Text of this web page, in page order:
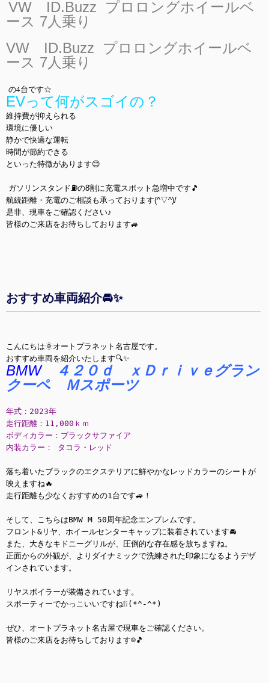
VW ID.Buzz プロロングホイールベ
ース 7人乗り
VW ID.Buzz プロロングホイールベ
ース 7人乗り
の4台です☆
EVって何がスゴイの？
維持費が抑えられる
環境に優しい
静かで快適な運転
時間が節約できる
といった特徴があります😊
ガソリンスタンド⛽の8割に充電スポット急増中です🎵
航続距離・充電のご相談も承っております(^▽^)/
是非、現車をご確認ください♪
皆様のご来店をお待ちしております🚙
おすすめ車両紹介🚘✨
こんにちは🌞オートプラネット名古屋です。
おすすめ車両を紹介いたします🔍✨
BMW
４２０ｄ ｘＤｒｉｖｅグラン
クーペ Ｍスポーツ
年式：2023年
走行距離：11,000ｋｍ
ボディカラー：ブラックサファイア
内装カラー： タコラ・レッド
落ち着いたブラックのエクステリアに鮮やかなレッドカラーのシートが
映えますね🔥
走行距離も少なくおすすめの1台です🚙！
そして、こちらはBMW M 50周年記念エンブレムです。
フロント&リヤ、ホイールセンターキャップに装着されています🚘
また、大きなキドニーグリルが、圧倒的な存在感を放ちますね。
正面からの外観が、よりダイナミックで洗練された印象になるようデザ
インされています。
リヤスポイラーが装備されています。
スポーティーでかっこいいですね❕❕(*^-^*)
ぜひ、オートプラネット名古屋で現車をご確認ください。
皆様のご来店をお待ちしております☺🎵